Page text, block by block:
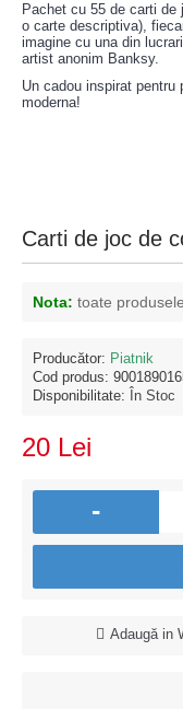
Pachet cu 55 de carti
o carte descriptiva),
imagine cu una din
artist anonim Banksy.
Un cadou inspirat
moderna!
Carti de joc de
Nota: toate
Producător: Piatnik
Cod produs:
Disponibilitate:
În Stoc
20 Lei
-
Adaugă in